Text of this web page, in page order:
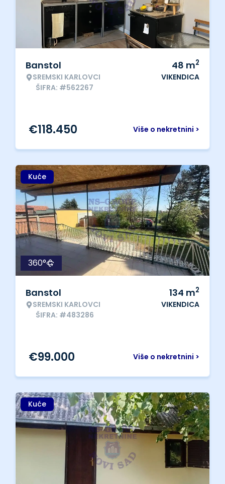
Banstol
SREMSKI KARLOVCI
ŠIFRA: #562267
48 m2
VIKENDICA
Više o nekretnini >
€118.450
Kuće
360°
Banstol
SREMSKI KARLOVCI
ŠIFRA: #483286
134 m2
VIKENDICA
Više o nekretnini >
€99.000
Kuće